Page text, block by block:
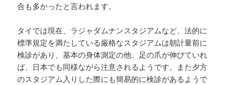
合も多かったと言われます。
タイでは現在、ラジャダムナンスタジアムなど、法的に
標準規定を満たしている厳格なスタジアムは朝計量前に
検診があり、基本の身体測定の他、足の爪が伸びていれ
ば、日本でも同様ながら注意されるようです。また夕方
のスタジアム入りした際にも簡易的に検診があるようで